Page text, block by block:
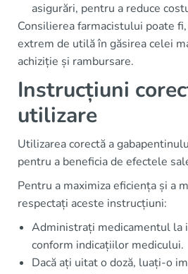
asigurări, pentru a reduce
Consilierea farmacistului poate
extrem de utilă în găsirea celei
achiziție și rambursare.
Instrucțiuni
utilizare
Utilizarea corectă a
pentru a beneficia de efectele
Pentru a maximiza eficiența și a
respectați aceste instrucțiuni:
Administrați medicamentul la
conform indicațiilor medicului.
Dacă ați uitat o doză, luați-o